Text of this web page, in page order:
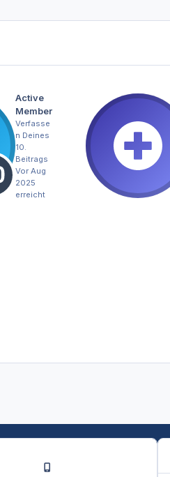
Active
Member
Verfasse
n Deines
10.
Beitrags
Vor Aug
2025
erreicht